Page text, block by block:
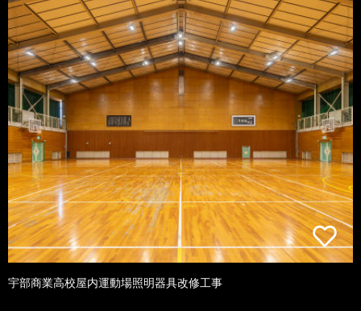
宇部商業高校屋内運動場照明器具改修工事